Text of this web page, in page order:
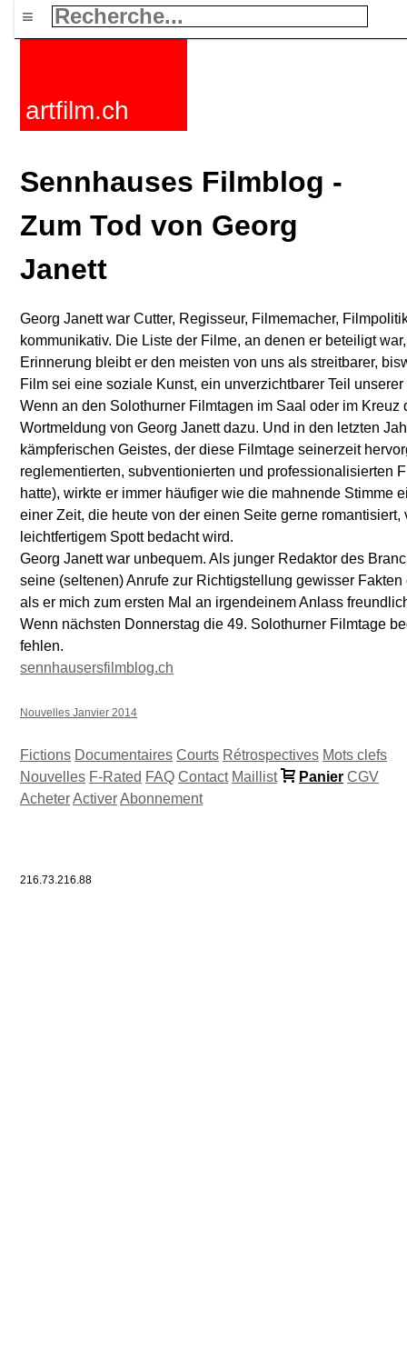
≡
artfilm.ch
Sennhauses Filmblog -
Zum Tod von Georg
Janett
Georg Janett war Cutter, Regisseur, Filmemacher,
kommunikativ. Die Liste der Filme, an denen er beteiligt
Erinnerung bleibt er den meisten von uns als streitbarer,
Film sei eine soziale Kunst, ein unverzichtbarer Teil
Wenn an den Solothurner Filmtagen im Saal oder im Kreuz
Wortmeldung von Georg Janett dazu. Und in den letzten
kämpferischen Geistes, der diese Filmtage seinerzeit
reglementierten, subventionierten und professionalisierten
hatte), wirkte er immer häufiger wie die mahnende Stimme
einer Zeit, die heute von der einen Seite gerne
leichtfertigem Spott bedacht wird.
Georg Janett war unbequem. Als junger Redaktor des
seine (seltenen) Anrufe zur Richtigstellung gewisser
als er mich zum ersten Mal an irgendeinem Anlass
Wenn nächsten Donnerstag die 49. Solothurner Filmtage
fehlen.
sennhausersfilmblog.ch
Nouvelles Janvier 2014
Fictions Documentaires Courts Rétrospectives Mots clefs
Nouvelles F-Rated FAQ Contact Maillist Panier CGV
AcheterActiverAbonnement
216.73.216.88